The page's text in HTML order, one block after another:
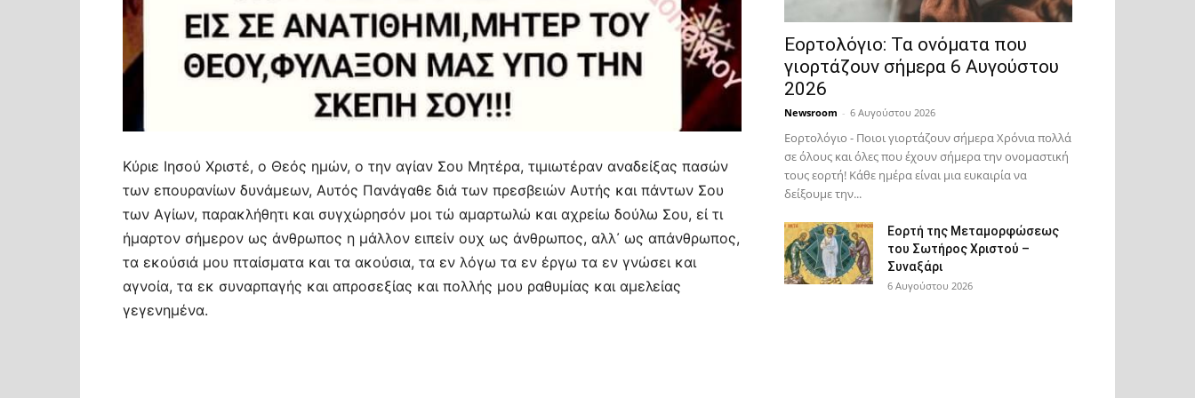
Κύριε Ιησού Χριστέ, ο Θεός ημών, ο την αγίαν Σου Μητέρα, τιμιωτέραν αναδείξας πασών
των επουρανίων δυνάμεων, Αυτός Πανάγαθε διά των πρεσβειών Αυτής και πάντων Σου
των Αγίων, παρακλήθητι και συγχώρησόν μοι τώ αμαρτωλώ και αχρείω δούλω Σου, εί τι
ήμαρτον σήμερον ως άνθρωπος η μάλλον ειπείν ουχ ως άνθρωπος, αλλ᾿ ως απάνθρωπος,
τα εκούσιά μου πταίσματα και τα ακούσια, τα εν λόγω τα εν έργω τα εν γνώσει και
αγνοία, τα εκ συναρπαγής και απροσεξίας και πολλής μου ραθυμίας και αμελείας
γεγενημένα.
Εορτολόγιο: Τα ονόματα που
γιορτάζουν σήμερα 6 Αυγούστου
2026
Newsroom - 6 Αυγούστου 2026
Εορτολόγιο - Ποιοι γιορτάζουν σήμερα Χρόνια πολλά
σε όλους και όλες που έχουν σήμερα την ονομαστική
τους εορτή! Κάθε ημέρα είναι μια ευκαιρία να
δείξουμε την...
Εορτή της Μεταμορφώσεως
του Σωτήρος Χριστού –
Συναξάρι
6 Αυγούστου 2026